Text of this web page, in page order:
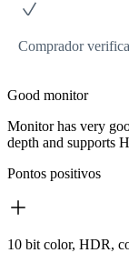
Comprador
Good monitor
Monitor has very
depth and supports
Pontos positivos
10 bit color, HDR,